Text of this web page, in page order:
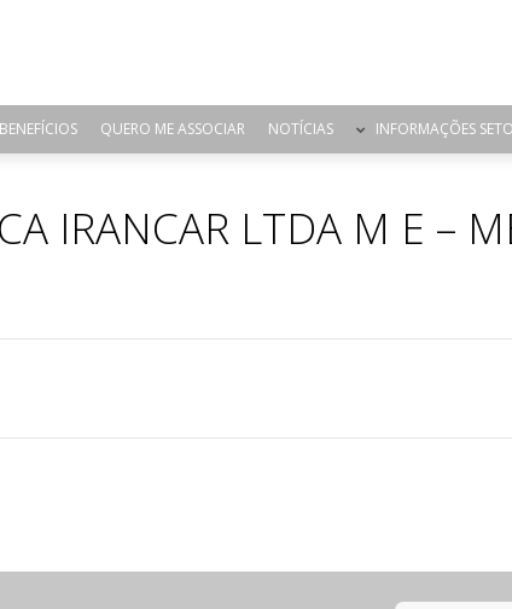
BENEFÍCIOS QUERO ME ASSOCIAR NOTÍCIAS INFORMAÇÕES
IRANCAR LTDA M E –